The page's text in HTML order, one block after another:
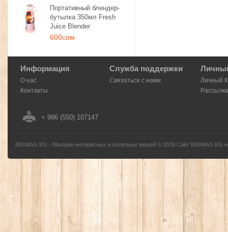
Портативный блендер-
бутылка 350мл Fresh
Juice Blender
600сом
Информация
О нас
Контакты
Служба поддержки
Связаться с нами
Личный
Рассылка
+ 996 (550) 107147
BIGMAG.KG - Магазин интересных и полезных вещей © 2026 Сайт BIGMAG.KG
без письменного разрешения автора - запрещено, и будет преследоваться по